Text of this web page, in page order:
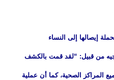
إيصالها إلى النساء
من قبيل: “لقد قمت بالكشف
المراكز الصحية، كما أن عملية